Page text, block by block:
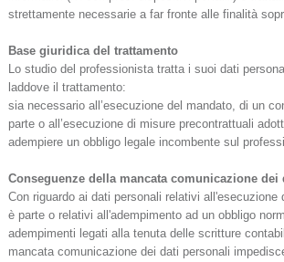
strettamente necessarie a far fronte alle finalità
Base giuridica del trattamento
Lo studio del professionista tratta i suoi dati
laddove il trattamento:
sia necessario all’esecuzione del mandato, di un
parte o all’esecuzione di misure precontrattuali
adempiere un obbligo legale incombente sul
Conseguenze della mancata comunicazione dei
Con riguardo ai dati personali relativi all'esecuzione
è parte o relativi all'adempimento ad un obbligo
adempimenti legati alla tenuta delle scritture
mancata comunicazione dei dati personali